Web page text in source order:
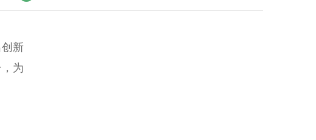
新
，为